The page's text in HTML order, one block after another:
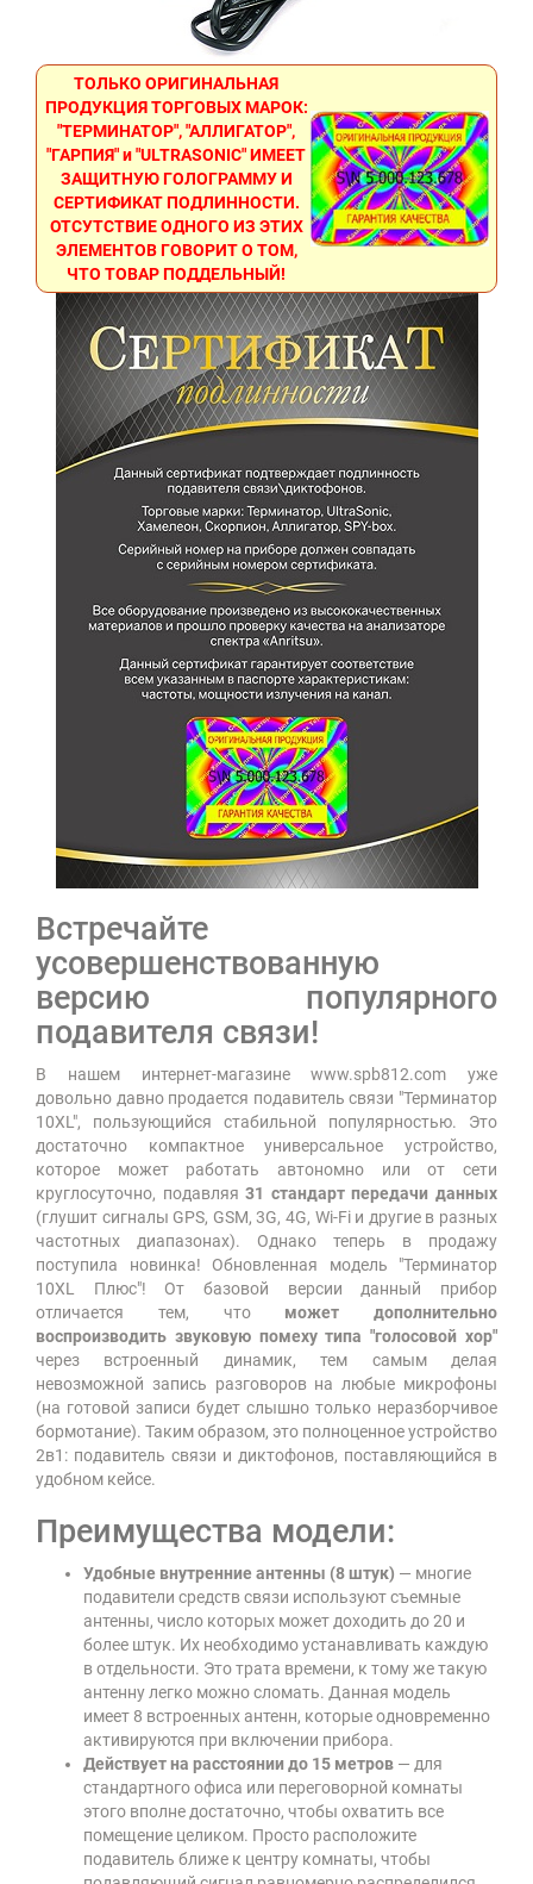
ТОЛЬКО ОРИГИНАЛЬНАЯ
ПРОДУКЦИЯ ТОРГОВЫХ МАРОК:
"ТЕРМИНАТОР", "АЛЛИГАТОР",
"ГАРПИЯ" и "ULTRASONIC" ИМЕЕТ
ЗАЩИТНУЮ ГОЛОГРАММУ И
СЕРТИФИКАТ ПОДЛИННОСТИ.
ОТСУТСТВИЕ ОДНОГО ИЗ ЭТИХ
ЭЛЕМЕНТОВ ГОВОРИТ О ТОМ,
ЧТО ТОВАР ПОДДЕЛЬНЫЙ!
Встречайте
усовершенствованную
версию популярного
подавителя связи!
В нашем интернет-магазине www.spb812.com уже
довольно давно продается подавитель связи "Терминатор
10XL", пользующийся стабильной популярностью. Это
достаточно компактное универсальное устройство,
которое может работать автономно или от сети
круглосуточно, подавляя31 стандарт передачи данных
(глушит сигналы GPS, GSM, 3G, 4G, Wi-Fi и другие в разных
частотных диапазонах). Однако теперь в продажу
поступила новинка! Обновленная модель "Терминатор
10XL Плюс"! От базовой версии данный прибор
отличается тем, что может дополнительно
воспроизводить звуковую помеху типа "голосовой хор"
через встроенный динамик, тем самым делая
невозможной запись разговоров на любые микрофоны
(на готовой записи будет слышно только неразборчивое
бормотание). Таким образом, это полноценное устройство
2в1: подавитель связи и диктофонов, поставляющийся в
удобном кейсе.
Преимущества модели:
Удобные внутренние антенны (8 штук) — многие
подавители средств связи используют съемные
антенны, число которых может доходить до 20 и
более штук. Их необходимо устанавливать каждую
в отдельности. Это трата времени, к тому же такую
антенну легко можно сломать. Данная модель
имеет 8 встроенных антенн, которые одновременно
активируются при включении прибора.
Действует на расстоянии до 15 метров — для
стандартного офиса или переговорной комнаты
этого вполне достаточно, чтобы охватить все
помещение целиком. Просто расположите
подавитель ближе к центру комнаты, чтобы